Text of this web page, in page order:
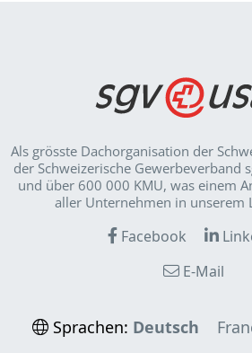
Als grösste Dachorganisation der
der Schweizerische Gewerbeverband
und über 600 000 KMU, was einem
aller Unternehmen in unserem
Facebook
E-Mail
Sprachen: Deutsch